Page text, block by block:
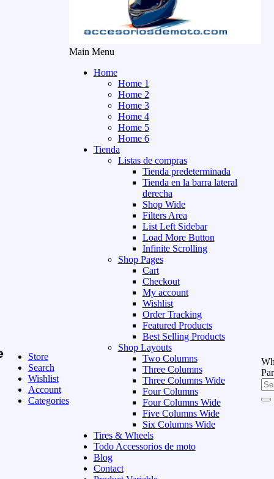
Store
Search
Wishlist
Account
Categories
Main Menu
Home
Home 1
Home 2
Home 3
Home 4
Home 5
Home 6
Tienda
Listas de compras
Tienda predeterminada
Tienda en la barra lateral
derecha
Shop Wide
Filters Area
List Left Sidebar
Load More Button
Infinite Scrolling
Shop Pages
Cart
Checkout
My account
Wishlist
Order Tracking
Featured Products
Best Selling Products
Shop Layouts
Two Columns
Three Columns
Three Columns Wide
Four Columns
Four Columns Wide
Five Columns Wide
Six Columns Wide
Tires & Wheels
Todo Accessorios de moto
Blog
Contact